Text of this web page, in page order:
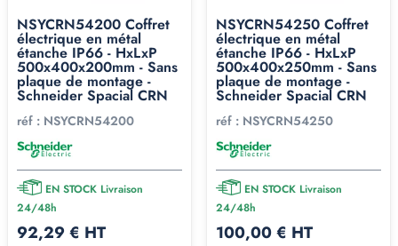
NSYCRN54200 Coffret
électrique en métal
étanche IP66 - HxLxP
500x400x200mm - Sans
plaque de montage -
Schneider Spacial CRN
réf : NSYCRN54200
EN STOCK Livraison
24/48h
92,29 € HT
NSYCRN54250 Coffret
électrique en métal
étanche IP66 - HxLxP
500x400x250mm - Sans
plaque de montage -
Schneider Spacial CRN
réf : NSYCRN54250
EN STOCK Livraison
24/48h
100,00 € HT